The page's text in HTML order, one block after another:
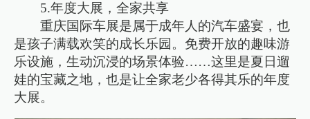
5.年度大展，全家共享
重庆国际车展是属于成年人的汽车盛宴，也
是孩子满载欢笑的成长乐园。免费开放的趣味游
乐设施，生动沉浸的场景体验……这里是夏日遛
娃的宝藏之地，也是让全家老少各得其乐的年度
大展。